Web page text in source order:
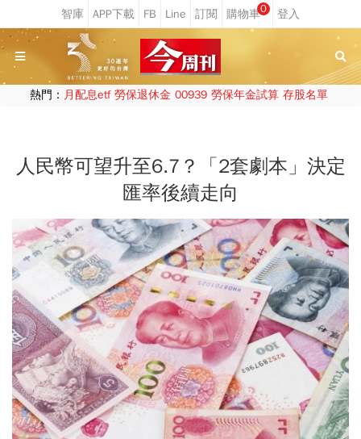
0
熱門： 月配息etf 勞保退休金 00939 勞保年金試算 存股名單
人民幣可望升至6.7？「2套劇本」決定
匯率後續走向